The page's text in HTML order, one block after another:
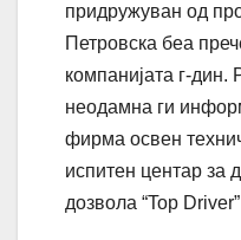
придружуван од
Петровска беа
компанијата г-
неодамна ги
фирма освен
испитен центар за
дозвола “Top